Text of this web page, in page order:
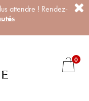
attendre ! Rendez-
0